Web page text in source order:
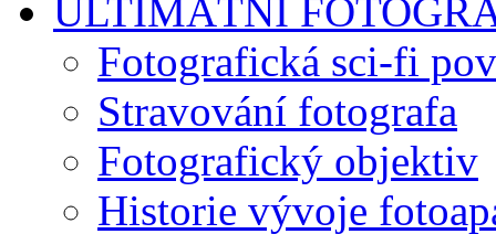
ULTIMÁTNÍ
Fotografická sci-fi
Stravování fotografa
Fotografický objektiv
Historie vývoje